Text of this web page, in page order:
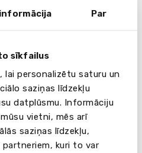
Par
sīkfailus
lai personalizētu saturu un
saziņas līdzekļu
datplūsmu. Informāciju
vietni, mēs arī
saziņas līdzekļu,
partneriem, kuri to var